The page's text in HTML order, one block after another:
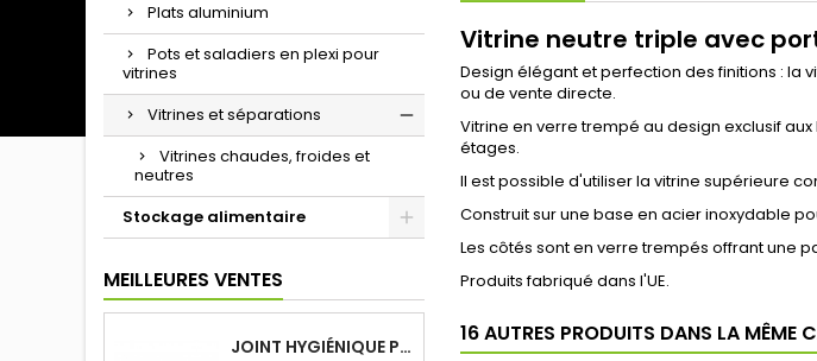
Plats aluminium
Pots et saladiers en plexi pour
vitrines
Vitrines et séparations
Vitrines chaudes, froides et
neutres
Stockage alimentaire
MEILLEURES VENTES
JOINT HYGIÉNIQUE POUR ANNEAU TUBE 40 X 40 MM NOIR
Vitrine neutre triple avec
Design élégant et perfection des finitions : la
ou de vente directe.
Vitrine en verre trempé au design exclusif
étages.
Il est possible d'utiliser la vitrine supérieure
Construit sur une base en acier inoxydable
Les côtés sont en verre trempés offrant une
Produits fabriqué dans l'UE.
16 AUTRES PRODUITS DANS LA MÊME